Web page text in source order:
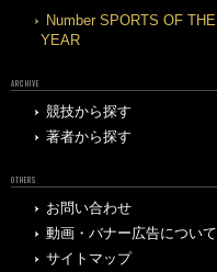
Number SPORTS OF THE
YEAR
ARCHIVE
競技から探す
著者から探す
OTHERS
お問い合わせ
動画・バナー広告について
サイトマップ